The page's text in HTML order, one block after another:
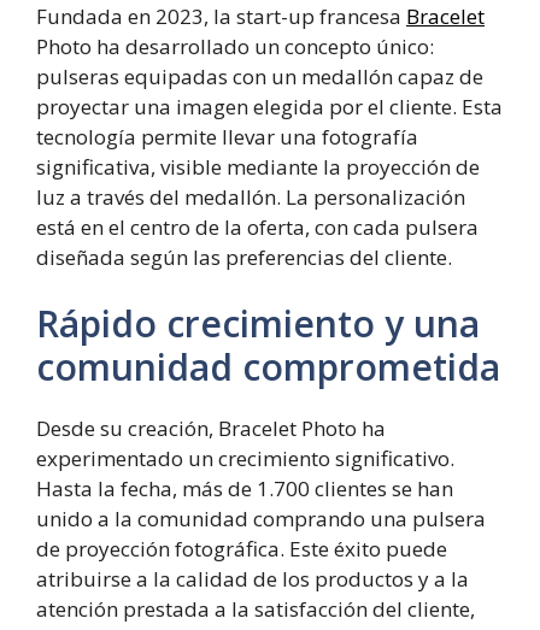
Fundada en 2023, la start-up francesa Bracelet
Photo ha desarrollado un concepto único:
pulseras equipadas con un medallón capaz de
proyectar una imagen elegida por el cliente. Esta
tecnología permite llevar una fotografía
significativa, visible mediante la proyección de
luz a través del medallón. La personalización
está en el centro de la oferta, con cada pulsera
diseñada según las preferencias del cliente.
Rápido crecimiento y una
comunidad comprometida
Desde su creación, Bracelet Photo ha
experimentado un crecimiento significativo.
Hasta la fecha, más de 1.700 clientes se han
unido a la comunidad comprando una pulsera
de proyección fotográfica. Este éxito puede
atribuirse a la calidad de los productos y a la
atención prestada a la satisfacción del cliente,